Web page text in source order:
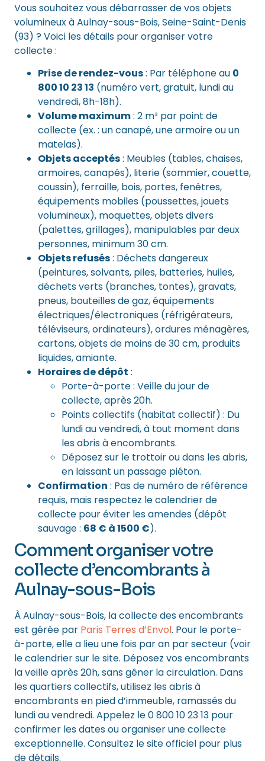
Vous souhaitez vous débarrasser de vos objets
volumineux à Aulnay-sous-Bois, Seine-Saint-Denis
(93) ? Voici les détails pour organiser votre
collecte :
Prise de rendez-vous: Par téléphone au 0
800 10 23 13 (numéro vert, gratuit, lundi au
vendredi, 8h-18h).
Volume maximum: 2 m³ par point de
collecte (ex. : un canapé, une armoire ou un
matelas).
Objets acceptés: Meubles (tables, chaises,
armoires, canapés), literie (sommier, couette,
coussin), ferraille, bois, portes, fenêtres,
équipements mobiles (poussettes, jouets
volumineux), moquettes, objets divers
(palettes, grillages), manipulables par deux
personnes, minimum 30 cm.
Objets refusés: Déchets dangereux
(peintures, solvants, piles, batteries, huiles,
déchets verts (branches, tontes), gravats,
pneus, bouteilles de gaz, équipements
électriques/électroniques (réfrigérateurs,
téléviseurs, ordinateurs), ordures ménagères,
cartons, objets de moins de 30 cm, produits
liquides, amiante.
Horaires de dépôt :
Porte-à-porte : Veille du jour de
collecte, après 20h.
Points collectifs (habitat collectif) : Du
lundi au vendredi, à tout moment dans
les abris à encombrants.
Déposez sur le trottoir ou dans les abris,
en laissant un passage piéton.
Confirmation : Pas de numéro de référence
requis, mais respectez le calendrier de
collecte pour éviter les amendes (dépôt
sauvage : 68 € à 1500 €).
Comment organiser votre
collecte d’encombrants à
Aulnay-sous-Bois
À Aulnay-sous-Bois, la collecte des encombrants
est gérée par Paris Terres d’Envol. Pour le porte-
à-porte, elle a lieu une fois par an par secteur (voir
le calendrier sur le site. Déposez vos encombrants
la veille après 20h, sans gêner la circulation. Dans
les quartiers collectifs, utilisez les abris à
encombrants en pied d’immeuble, ramassés du
lundi au vendredi. Appelez le 0 800 10 23 13 pour
confirmer les dates ou organiser une collecte
exceptionnelle. Consultez le site officiel pour plus
de détails.